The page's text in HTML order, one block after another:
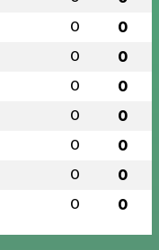
0 0
0 0
0 0
0 0
0 0
0 0
0 0